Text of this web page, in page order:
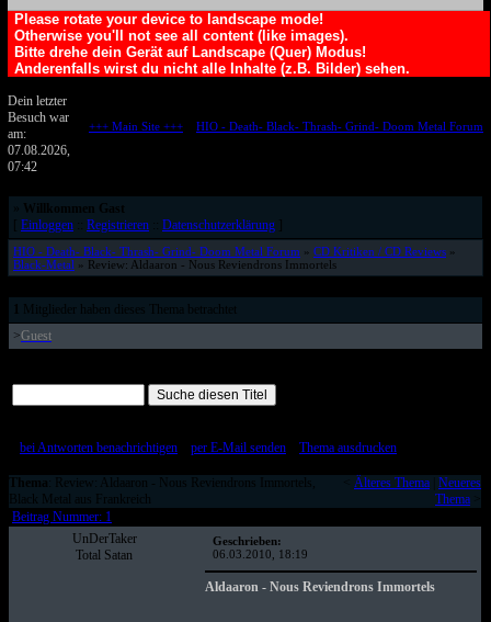
Please rotate your device to landscape mode!
Otherwise you'll not see all content (like images).
Bitte drehe dein Gerät auf Landscape (Quer) Modus!
Anderenfalls wirst du nicht alle Inhalte (z.B. Bilder) sehen.
Dein letzter
Besuch war
am:
07.08.2026,
07:42
+++ Main Site +++:: HIO - Death- Black- Thrash- Grind- Doom Metal Forum
» Willkommen Gast
Einloggen:: Registrieren:: Datenschutzerklärung]
HIO - Death- Black- Thrash- Grind- Doom Metal Forum » CD Kritiken / CD Reviews»
Black-Metal » Review: Aldaaron - Nous Reviendrons Immortels
Mitglieder haben dieses Thema betrachtet
>Guest
bei Antworten benachrichtigen:: per E-Mail senden:: Thema ausdrucken]
Thema : Review: Aldaaron - Nous Reviendrons Immortels,
Black Metal aus Frankreich
Älteres Thema| Neueres
Thema>
Beitrag Nummer: 1
UnDerTaker
Total Satan
Geschrieben:
06.03.2010, 18:19
Aldaaron - Nous Reviendrons Immortels